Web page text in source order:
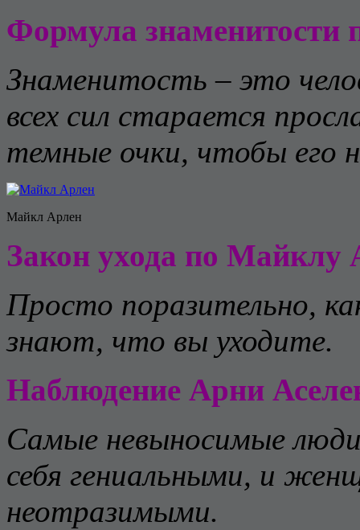
Формула знаменитости
Знаменитость – это
всех сил старается
темные очки, чтобы его
Майкл Арлен
Закон ухода по Майклу
Просто поразительно,
знают, что вы уходите.
Наблюдение Арни
Самые невыносимые
себя гениальными, и
неотразимыми.